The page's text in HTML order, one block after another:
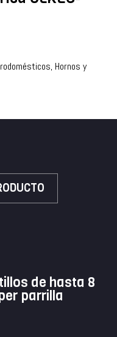
, Hornos y
de hasta 8
parrilla